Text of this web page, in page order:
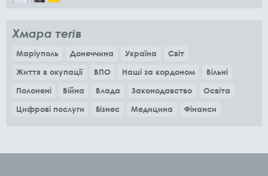
Хмара тегів
Маріуполь Донеччина Україна
Світ
Життя в окупації
ВПО Наші за кордоном
Вільні
Полонені
Війна Влада Законодавство
Освіта
Цифрові послуги
Бізнес Медицина Фінанси